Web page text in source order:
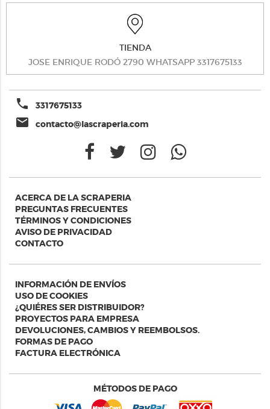
TIENDA
JOSE ENRIQUE RODÓ 2790 WHATSAPP 3317675133
phone 3317675133
email contacto@lascraperia.com
ACERCA DE LA SCRAPERIA
PREGUNTAS FRECUENTES
TÉRMINOS Y CONDICIONES
AVISO DE PRIVACIDAD
CONTACTO
INFORMACIÓN DE ENVÍOS
USO DE COOKIES
¿QUIÉRES SER DISTRIBUIDOR?
PROYECTOS PARA EMPRESA
DEVOLUCIONES, CAMBIOS Y REEMBOLSOS.
FORMAS DE PAGO
FACTURA ELECTRÓNICA
MÉTODOS DE PAGO